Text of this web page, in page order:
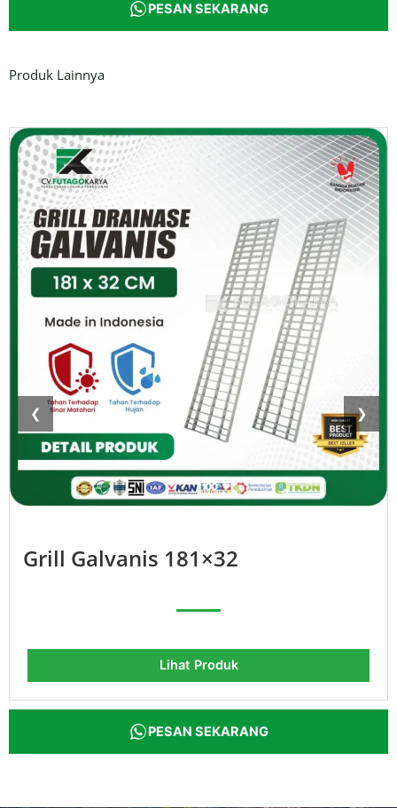
PESAN SEKARANG
Produk Lainnya
❮ ❯
Grill Galvanis 181×32
Lihat Produk
PESAN SEKARANG